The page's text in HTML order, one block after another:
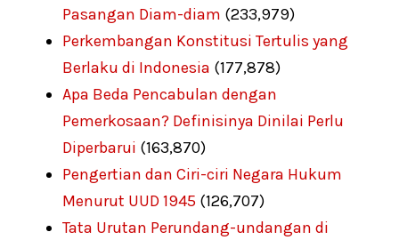
Pasangan Diam-diam (233,979)
Perkembangan Konstitusi Tertulis yang
Berlaku di Indonesia (177,878)
Apa Beda Pencabulan dengan
Pemerkosaan? Definisinya Dinilai Perlu
Diperbarui (163,870)
Pengertian dan Ciri-ciri Negara Hukum
Menurut UUD 1945 (126,707)
Tata Urutan Perundang-undangan di